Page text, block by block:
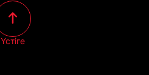
Үстіге